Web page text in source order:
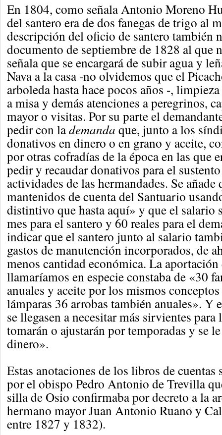
En 1804, como señala Antonio Moreno
del santero era de dos fanegas de trigo al
descripción del oficio de santero también
documento de septiembre de 1828 al que
señala que se encargará de subir agua y
Nava a la casa -no olvidemos que el
arboleda hasta hace pocos años -,
a misa y demás atenciones a peregrinos,
mayor o visitas. Por su parte el
pedir con lademanda que, junto a los
donativos en dinero o en grano y aceite,
por otras cofradías de la época en las que
pedir y recaudar donativos para el
actividades de las hermandades. Se añade
mantenidos de cuenta del Santuario
distintivo que hasta aquí» y que el salario
mes para el santero y 60 reales para el
indicar que el santero junto al salario
gastos de manutención incorporados, de
menos cantidad económica. La
llamaríamos en especie constaba de «30
anuales y aceite por los mismos
lámparas 36 arrobas también anuales». Y
se llegasen a necesitar más sirvientes para
tomarán o ajustarán por temporadas y se
dinero».
Estas anotaciones de los libros de cuentas
por el obispo Pedro Antonio de Trevilla
silla de Osio confirmaba por decreto a la
hermano mayor Juan Antonio Ruano y
entre 1827 y 1832).